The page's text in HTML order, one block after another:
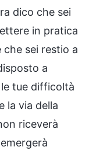
dico che sei
in pratica
sei restio a
a
tue difficoltà
la via della
riceverà